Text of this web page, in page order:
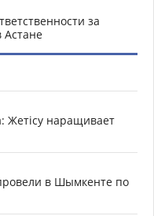
за
Астане
Жетісу наращивает
в Шымкенте по